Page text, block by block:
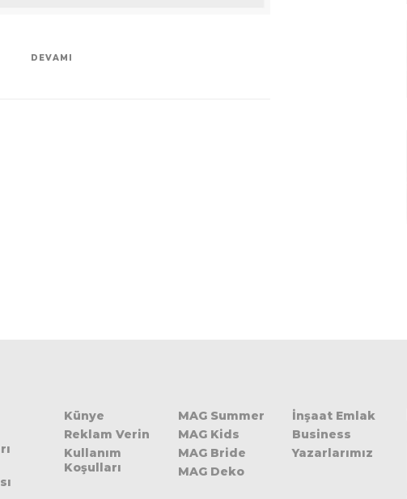
DEVAMI
Künye
Reklam Verin
Kullanım
Koşulları
MAG Summer
MAG Kids
MAG Bride
MAG Deko
İnşaat Emlak
Business
Yazarlarımız